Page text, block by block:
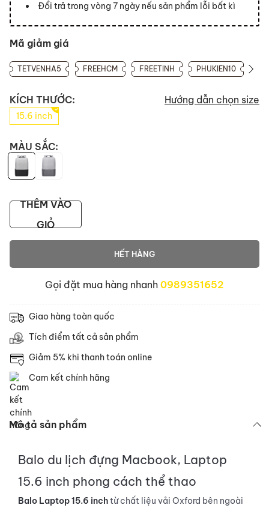
Đổi trả trong vòng 7 ngày nếu sản phẩm lỗi bất kì
Mã giảm giá
TETVENHA5 FREEHCM FREETINH PHUKIEN10
KÍCH THƯỚC: Hướng dẫn chọn size
15.6 inch
MÀU SẮC:
THÊM VÀO
GIỎ
HẾT HÀNG
Gọi đặt mua hàng nhanh 0989351652
Giao hàng toàn quốc
Tích điểm tất cả sản phẩm
Giảm 5% khi thanh toán online
Cam kết chính hãng
Mô tả sản phẩm
Balo du lịch đựng Macbook, Laptop
15.6 inch phong cách thể thao
Balo Laptop 15.6 inchtừ chất liệu vải Oxford bên ngoài